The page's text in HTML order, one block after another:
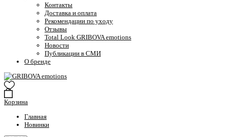
Контакты
Доставка и оплата
Рекомендации по уходу
Отзывы
Total Look GRIBOVA emotions
Новости
Публикации в СМИ
О бренде
Корзина
Главная
Новинки